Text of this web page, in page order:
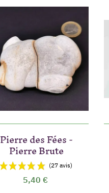
Pierre des Fées -
Pierre Brute
5,40 €